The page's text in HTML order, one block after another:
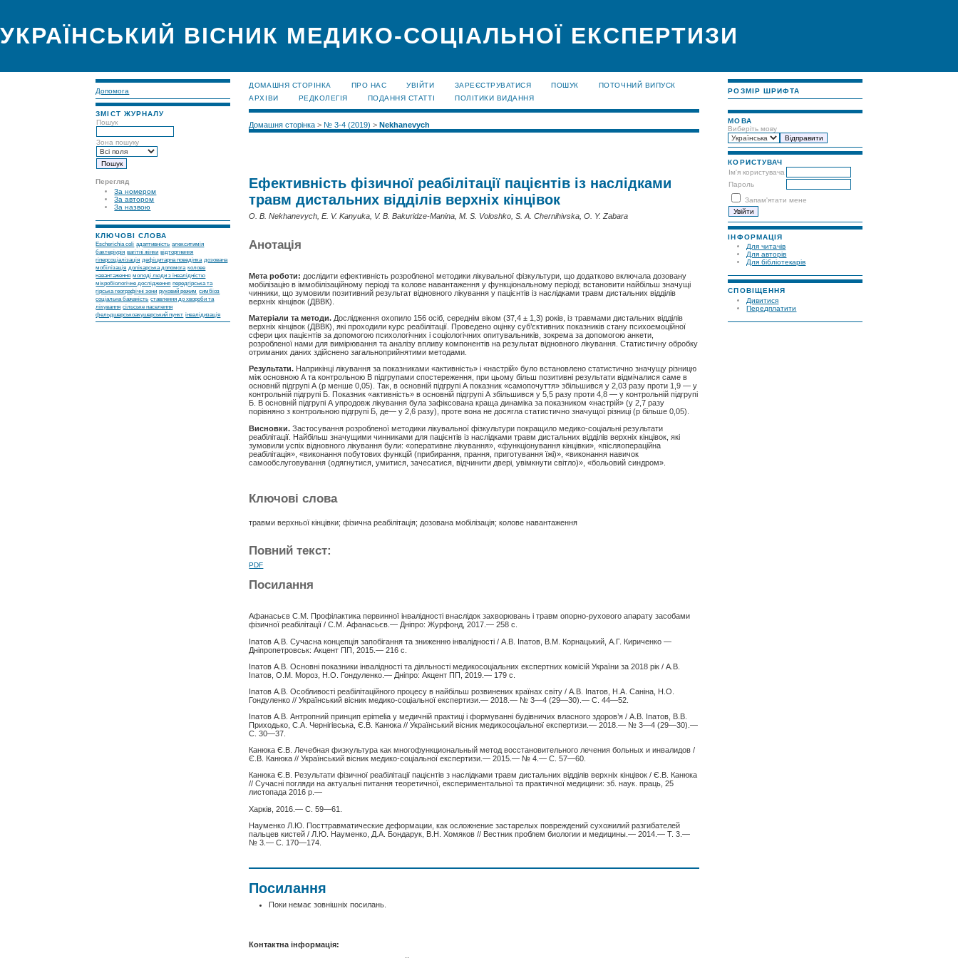
УКРАЇНСЬКИЙ ВІСНИК МЕДИКО-СОЦІАЛЬНОЇ ЕКСПЕРТИЗИ
Допомога
ЗМІСТ ЖУРНАЛУ
Пошук
Зона пошуку
Перегляд
За номером
За автором
За назвою
КЛЮЧОВІ СЛОВА
Escherichia coli адаптивність алекситимія
бактеріурія вагітні жінки відторгнення
гіперсоціалізація дефіцитарна поведінка дозована
мобілізація долікарська допомога колове
навантаження молоді люди з інвалідністю
мікробіологічне дослідження передгірська та
гірська географічні зони руховий режим симбіоз
соціальна бажаність ставлення до хвороби та
лікування сільське населення
фельдшерськоакушерський пункт інвалідизація
РОЗМІР ШРИФТА
МОВА
Виберіть мову
КОРИСТУВАЧ
Ім'я користувача
Пароль
Запам'ятати мене
ІНФОРМАЦІЯ
Для читачів
Для авторів
Для бібліотекарів
СПОВІЩЕННЯ
Дивитися
Передплатити
ДОМАШНЯ СТОРІНКА ПРО НАС УВІЙТИ ЗАРЕЄСТРУВАТИСЯ ПОШУК
ПОТОЧНИЙ ВИПУСК
АРХІВИ
РЕДКОЛЕГІЯ ПОДАННЯ СТАТТІ ПОЛІТИКИ ВИДАННЯ
Домашня сторінка > № 3-4 (2019) >Nekhanevych
Ефективність фізичної реабілітації пацієнтів із наслідками
травм дистальних відділів верхніх кінцівок
O. B. Nekhanevych, E. V. Kanyuka, V. B. Bakuridze-Manina, M. S. Voloshko, S. A. Chernihivska, O. Y. Zabara
Анотація
Мета роботи: дослідити ефективність розробленої методики лікувальної фізкультури, що додатково включала дозовану
мобілізацію в іммобілізаційному періоді та колове навантаження у функціональному періоді; встановити найбільш значущі
чинники, що зумовили позитивний результат відновного лікування у пацієнтів із наслідками травм дистальних відділів
верхніх кінцівок (ДВВК).
Матеріали та методи. Дослідження охопило 156 осіб, середнім віком (37,4 ± 1,3) років, із травмами дистальних відділів
верхніх кінцівок (ДВВК), які проходили курс реабілітації. Проведено оцінку суб’єктивних показників стану психоемоційної
сфери цих пацієнтів за допомогою психологічних і соціологічних опитувальників, зокрема за допомогою анкети,
розробленої нами для вимірювання та аналізу впливу компонентів на результат відновного лікування. Статистичну обробку
отриманих даних здійснено загальноприйнятими методами.
Результати. Наприкінці лікування за показниками «активність» і «настрій» було встановлено статистично значущу різницю
між основною А та контрольною В підгрупами спостереження, при цьому більш позитивні результати відмічалися саме в
основній підгрупі А (р менше 0,05). Так, в основній підгрупі А показник «самопочуття» збільшився у 2,03 разу проти 1,9 — у
контрольній підгрупі Б. Показник «активність» в основній підгрупі А збільшився у 5,5 разу проти 4,8 — у контрольній підгрупі
Б. В основній підгрупі А упродовж лікування була зафіксована краща динаміка за показником «настрій» (у 2,7 разу
порівняно з контрольною підгрупі Б, де— у 2,6 разу), проте вона не досягла статистично значущої різниці (р більше 0,05).
Висновки. Застосування розробленої методики лікувальної фізкультури покращило медико-соціальні результати
реабілітації. Найбільш значущими чинниками для пацієнтів із наслідками травм дистальних відділів верхніх кінцівок, які
зумовили успіх відновного лікування були: «оперативне лікування», «функціонування кінцівки», «післяопераційна
реабілітація», «виконання побутових функцій (прибирання, прання, приготування їжі)», «виконання навичок
самообслуговування (одягнутися, умитися, зачесатися, відчинити двері, увімкнути світло)», «больовий синдром».
Ключові слова
травми верхньої кінцівки; фізична реабілітація; дозована мобілізація; колове навантаження
Повний текст:
PDF
Посилання
Афанасьєв С.М. Профілактика первинної інвалідності внаслідок захворювань і травм опорно-рухового апарату засобами
фізичної реабілітації / С.М. Афанасьєв.— Дніпро: Журфонд, 2017.— 258 с.
Іпатов А.В. Сучасна концепція запобігання та зниженню інвалідності / А.В. Іпатов, В.М. Корнацький, А.Г. Кириченко —
Дніпропетровськ: Акцент ПП, 2015.— 216 с.
Іпатов А.В. Основні показники інвалідності та діяльності медикосоціальних експертних комісій України за 2018 рік / А.В.
Іпатов, О.М. Мороз, Н.О. Гондуленко.— Дніпро: Акцент ПП, 2019.— 179 с.
Іпатов А.В. Особливості реабілітаційного процесу в найбільш розвинених країнах світу / А.В. Іпатов, Н.А. Саніна, Н.О.
Гондуленко // Український вісник медико-соціальної експертизи.— 2018.— № 3—4 (29—30).— С. 44—52.
Іпатов А.В. Антропний принцип epimelia у медичній практиці і формуванні будівничих власного здоров’я / А.В. Іпатов, В.В.
Приходько, С.А. Чернігівська, Є.В. Канюка // Український вісник медикосоціальної експертизи.— 2018.— № 3—4 (29—30).—
С. 30—37.
Канюка Є.В. Лечебная физкультура как многофункциональный метод восстановительного лечения больных и инвалидов /
Є.В. Канюка // Український вісник медико-соціальної експертизи.— 2015.— № 4.— С. 57—60.
Канюка Є.В. Результати фізичної реабілітації пацієнтів з наслідками травм дистальних відділів верхніх кінцівок / Є.В. Канюка
// Сучасні погляди на актуальні питання теоретичної, експериментальної та практичної медицини: зб. наук. праць, 25
листопада 2016 р.—
Харків, 2016.— С. 59—61.
Науменко Л.Ю. Посттравматические деформации, как осложнение застарелых повреждений сухожилий разгибателей
пальцев кистей / Л.Ю. Науменко, Д.А. Бондарук, В.Н. Хомяков // Вестник проблем биологии и медицины.— 2014.— Т. 3.—
№ 3.— С. 170—174.
Посилання
Поки немає зовнішніх посилань.
Контактна інформація: